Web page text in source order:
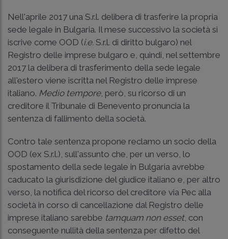
Nell'aprile 2017 una S.r.l. delibera di trasferire la propria
sede legale in Bulgaria. Il mese successivo la società si
iscrive come OOD (i.e. S.r.l. di diritto bulgaro) nel
Registro delle imprese bulgaro e, quindi, nel settembre
2017 la delibera di trasferimento della sede legale
all'estero viene iscritta nel Registro delle imprese
italiano. Medio tempore, però, su ricorso di un
creditore il Tribunale di Benevento pronuncia la
sentenza di fallimento della società.
Contro tale sentenza propone reclamo un socio della
OOD (ex S.r.l.), sull'assunto che, per un verso, lo
spostamento della sede legale in Bulgaria avrebbe
caducato la giurisdizione del giudice italiano e, per altro
verso, la notifica del ricorso del creditore via Pec alla
società in corso di cancellazione dal Registro delle
imprese italiano sarebbe tamquam non esset, con
conseguente nullità della sentenza per difetto del